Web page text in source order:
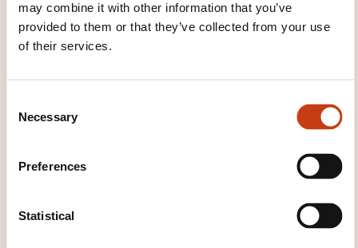
may combine it with other information that you’ve
provided to them or that they’ve collected from your use
of their services.
Necessary
Preferences
Statistical
How to contact the